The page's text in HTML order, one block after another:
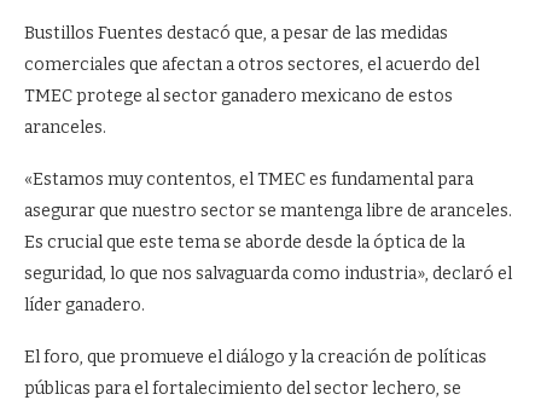
Bustillos Fuentes destacó que, a pesar de las medidas
comerciales que afectan a otros sectores, el acuerdo del
TMEC protege al sector ganadero mexicano de estos
aranceles.
«Estamos muy contentos, el TMEC es fundamental para
asegurar que nuestro sector se mantenga libre de aranceles.
Es crucial que este tema se aborde desde la óptica de la
seguridad, lo que nos salvaguarda como industria», declaró el
líder ganadero.
El foro, que promueve el diálogo y la creación de políticas
públicas para el fortalecimiento del sector lechero, se